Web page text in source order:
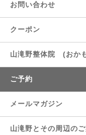
お問い合わせ
クーポン
山滝野整体院 (おか
ご予約
メールマガジン
山滝野とその周辺の